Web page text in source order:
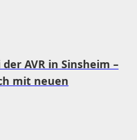
AVR in Sinsheim –
mit neuen